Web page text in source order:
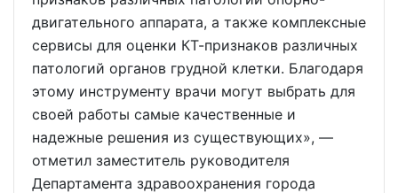
двигательного аппарата, а также комплексные
сервисы для оценки КТ-признаков различных
патологий органов грудной клетки. Благодаря
этому инструменту врачи могут выбрать для
своей работы самые качественные и
надежные решения из существующих», —
отметил заместитель руководителя
Департамента здравоохранения города